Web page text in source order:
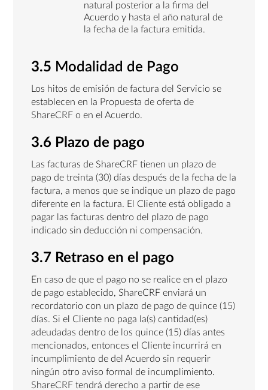
natural posterior a la firma del
Acuerdo y hasta el año natural de
la fecha de la factura emitida.
3.5 Modalidad de Pago
Los hitos de emisión de factura del Servicio se
establecen en la Propuesta de oferta de
ShareCRF o en el Acuerdo.
3.6 Plazo de pago
Las facturas de ShareCRF tienen un plazo de
pago de treinta (30) días después de la fecha de la
factura, a menos que se indique un plazo de pago
diferente en la factura. El Cliente está obligado a
pagar las facturas dentro del plazo de pago
indicado sin deducción ni compensación.
3.7 Retraso en el pago
En caso de que el pago no se realice en el plazo
de pago establecido, ShareCRF enviará un
recordatorio con un plazo de pago de quince (15)
días. Si el Cliente no paga la(s) cantidad(es)
adeudadas dentro de los quince (15) días antes
mencionados, entonces el Cliente incurrirá en
incumplimiento de del Acuerdo sin requerir
ningún otro aviso formal de incumplimiento.
ShareCRF tendrá derecho a partir de ese